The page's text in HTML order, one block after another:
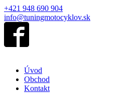
+421 948 690 904
info@tuningmotocyklov.sk
Úvod
Obchod
Kontakt